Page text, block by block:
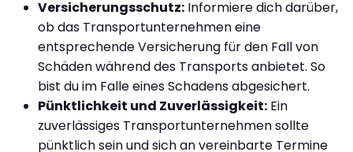
Versicherungsschutz: Informiere dich darüber,
ob das Transportunternehmen eine
entsprechende Versicherung für den Fall von
Schäden während des Transports anbietet. So
bist du im Falle eines Schadens abgesichert.
Pünktlichkeit und Zuverlässigkeit: Ein
zuverlässiges Transportunternehmen sollte
pünktlich sein und sich an vereinbarte Termine